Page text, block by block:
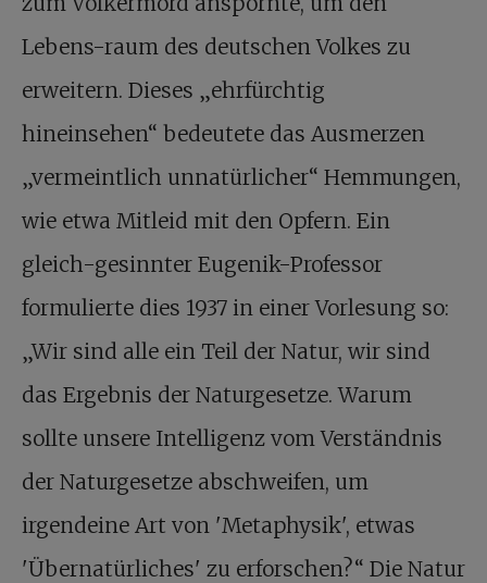
Lebens-raum des deutschen Volkes zu
erweitern. Dieses „ehrfürchtig
hineinsehen“ bedeutete das Ausmerzen
„vermeintlich unnatürlicher“ Hemmungen,
wie etwa Mitleid mit den Opfern. Ein
gleich-gesinnter Eugenik-Professor
formulierte dies 1937 in einer Vorlesung so:
„Wir sind alle ein Teil der Natur, wir sind
das Ergebnis der Naturgesetze. Warum
sollte unsere Intelligenz vom Verständnis
der Naturgesetze abschweifen, um
irgendeine Art von 'Metaphysik', etwas
'Übernatürliches' zu erforschen?“ Die Natur